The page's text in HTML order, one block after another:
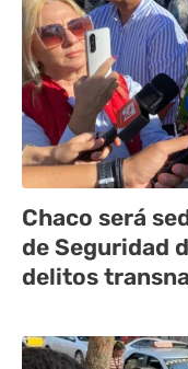
Chaco será
de Seguridad
delitos